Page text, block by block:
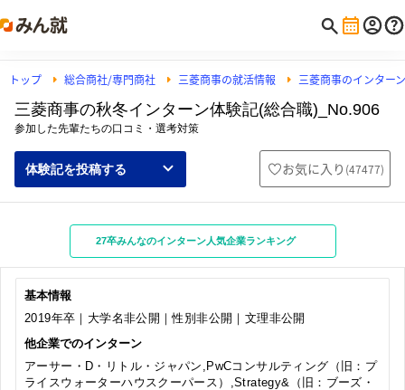
トップ 総合商社/専門商社 三菱商事の就活情報 三菱商事のインター
三菱商事の秋冬インターン体験記(総合職)_No.906
参加した先輩たちの口コミ・選考対策
体験記を投稿する お気に入り (47477)
27卒みんなのインターン人気企業ランキング
基本情報
2019年卒｜大学名非公開｜性別非公開｜文理非公開
他企業でのインターン
アーサー・D・リトル・ジャパン,PwCコンサルティング（旧：プ
ライスウォーターハウスクーパース）,Strategy&（旧：ブーズ・